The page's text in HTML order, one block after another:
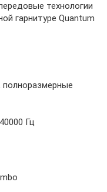
технологии
гарнитуре Quantum
полноразмерные
Гц